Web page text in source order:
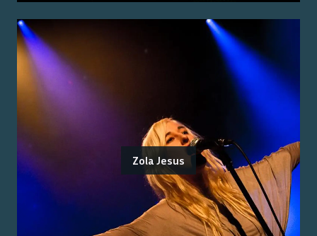
Zola Jesus